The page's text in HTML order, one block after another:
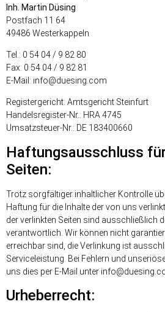
Inh. Martin Düsing
Postfach 11 64
49486 Westerkappeln
Tel.: 0 54 04 / 9 82 80
Fax: 0 54 04 / 9 82 81
E-Mail: info@duesing.com
Registergericht: Amtsgericht Steinfurt
Handelsregister-Nr.: HRA 4745
Umsatzsteuer-Nr.: DE 183400660
Haftungsausschluss
Seiten:
Trotz sorgfältiger inhaltlicher Kontrolle
Haftung für die Inhalte der von uns
der verlinkten Seiten sind ausschließlich
verantwortlich. Wir können nicht
erreichbar sind, die Verlinkung ist
Serviceleistung. Bei Fehlern und
uns dies per E-Mail unter
Urheberrecht: